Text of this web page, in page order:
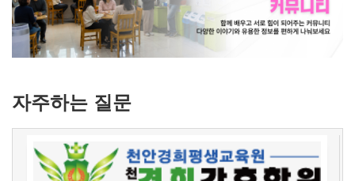
a
v
자주하는 질문